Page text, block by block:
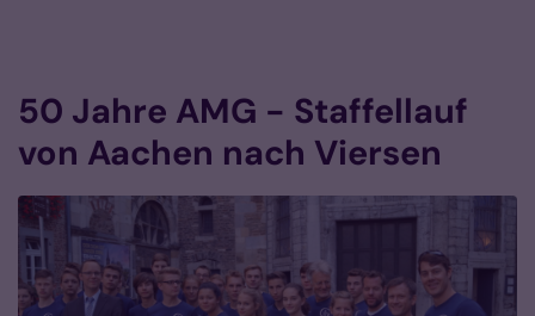
50 Jahre AMG - Staffellauf
von Aachen nach Viersen